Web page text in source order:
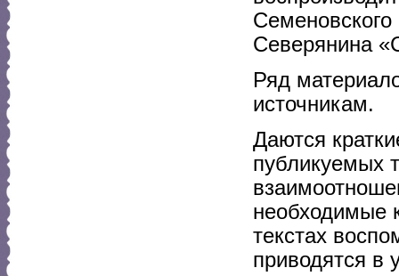
Северянина
Ряд
источникам.
Даются
публикуемых
необходимые
текстах
приводятся в